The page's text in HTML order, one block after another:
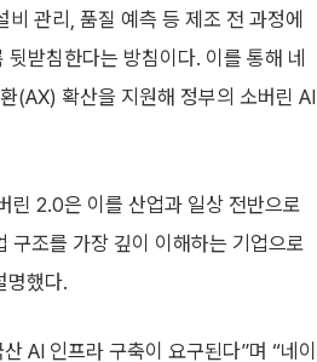
관리, 품질 예측 등 제조 전 과정에
받침한다는 방침이다. 이를 통해 네
(AX) 확산을 지원해 정부의 소버린 AI
린 2.0은 이를 산업과 일상 전반으로
구조를 가장 깊이 이해하는 기업으로
명했다.
AI 인프라 구축이 요구된다”며 “네이